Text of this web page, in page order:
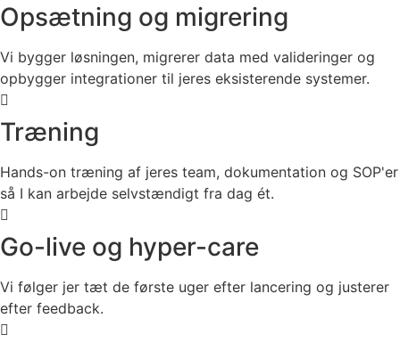
Opsætning og migrering
Vi bygger løsningen, migrerer data med valideringer og
opbygger integrationer til jeres eksisterende systemer.
Træning
Hands-on træning af jeres team, dokumentation og SOP'er
så I kan arbejde selvstændigt fra dag ét.
Go-live og hyper-care
Vi følger jer tæt de første uger efter lancering og justerer
efter feedback.